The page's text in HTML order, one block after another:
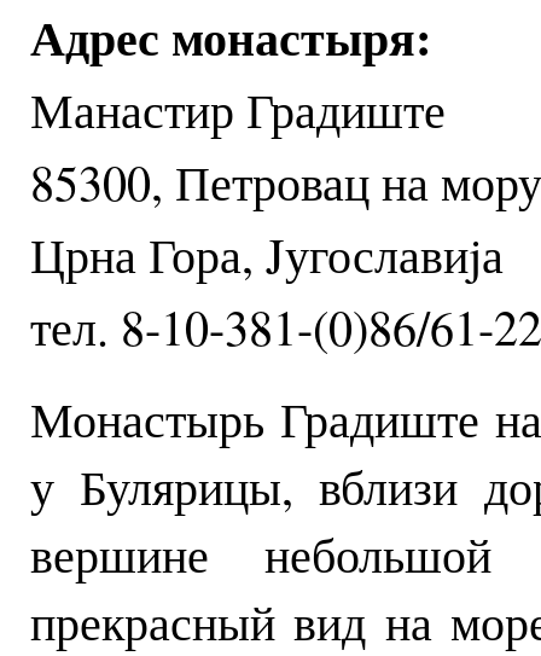
Адрес монастыря:
Манастир Градиште
85300, Петровац на
Црна Гора, Jугославиjа
тел. 8-10-381-(0)86/61-
Монастырь Градиште
у Булярицы, вблизи
вершине небольшой
прекрасный вид на